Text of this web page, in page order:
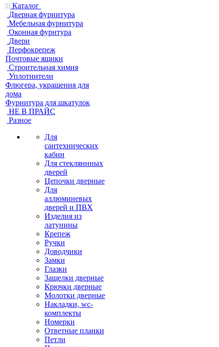
Каталог
Дверная фурнитура
Мебельная фурнитура
Оконная фурнтура
Двери
Перфокрепеж
Почтовые ящики
Строительная химия
Уплотнители
Флюгера, украшения для
дома
Фурнитура для шкатулок
НЕ В ПРАЙС
Разное
Для
сантехнических
кабин
Для стекляннных
дверей
Цепочки дверные
Для
аллюминевых
дверей и ПВХ
Изделия из
латунины
Крепеж
Ручки
Доводчики
Замки
Глазки
Защелки дверные
Крючки дверные
Молотки дверные
Накладки, wc-
комплекты
Номерки
Ответные планки
Петли